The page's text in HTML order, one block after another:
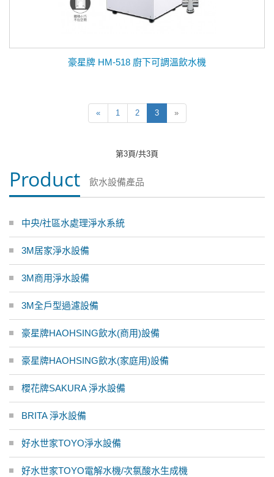
豪星牌 HM-518 廚下可調溫飲水機
« 1 2 3 »
第3頁/共3頁
Product 飲水設備產品
中央/社區水處理淨水系統
3M居家淨水設備
3M商用淨水設備
3M全戶型過濾設備
豪星牌HAOHSING飲水(商用)設備
豪星牌HAOHSING飲水(家庭用)設備
櫻花牌SAKURA 淨水設備
BRITA 淨水設備
好水世家TOYO淨水設備
好水世家TOYO電解水機/次氯酸水生成機